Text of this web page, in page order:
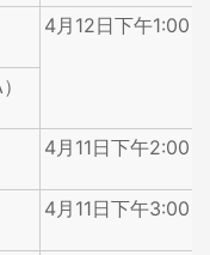
4月12日下午1:00
4月11日下午2:00
4月11日下午3:00